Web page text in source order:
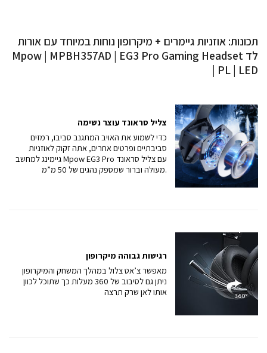
תכונות: אוזניות גיימרים + מיקרופון נוחות במיוחד עם אורות
לד Mpow | MPBH357AD | EG3 Pro Gaming Headset
| PL | LED
צליל סראונד עוצר נשימה
כדי לשמוע את האויב המתגנב סביבו, רמזים
סביבתיים ופרטים אחרים, אתה זקוק לאוזניות
גיימינג למחשב Mpow EG3 Pro עם צליל סראונד
מעולה וברור שמספק נהגים של 50 מ”מ.
רגישות גבוהה מיקרופון
מאפשר צ’אט צלול במהלך המשחק והמיקרופון
ניתן גם לסיבוב של 360 מעלות כך שתוכל לכוון
אותו לאן שרק תרצה